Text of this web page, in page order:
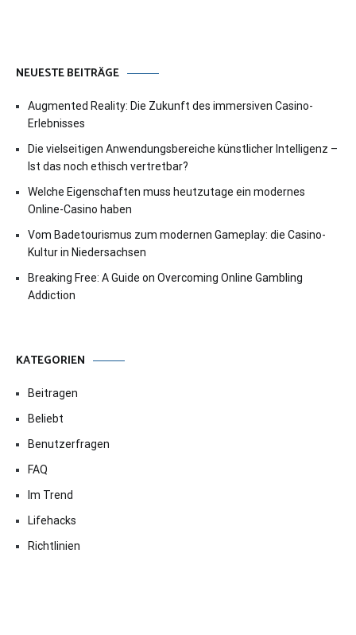
NEUESTE BEITRÄGE
Augmented Reality: Die Zukunft des immersiven Casino-
Erlebnisses
Die vielseitigen Anwendungsbereiche künstlicher Intelligenz –
Ist das noch ethisch vertretbar?
Welche Eigenschaften muss heutzutage ein modernes
Online-Casino haben
Vom Badetourismus zum modernen Gameplay: die Casino-
Kultur in Niedersachsen
Breaking Free: A Guide on Overcoming Online Gambling
Addiction
KATEGORIEN
Beitragen
Beliebt
Benutzerfragen
FAQ
Im Trend
Lifehacks
Richtlinien